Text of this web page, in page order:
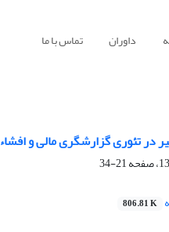
داوران تماس با ما
در تئوری گزارشگری مالی و افشاء
21-34
806.81 K